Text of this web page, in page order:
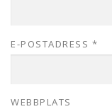
E-POSTADRESS *
WEBBPLATS